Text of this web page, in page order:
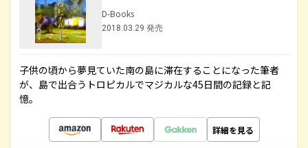
D-Books
2018.03.29 発売
子供の頃から夢見ていた南の島に滞在することになった筆者
が、島で出合うトロピカルでマジカルな45日間の記録と記
憶。
詳細を見る